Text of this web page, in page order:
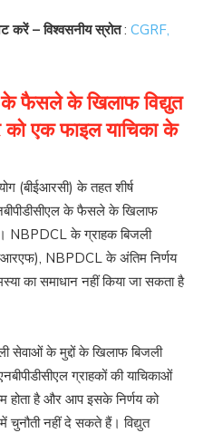
करें – विश्वसनीय स्रोत: CGRF,
फैसले के खिलाफ विद्युत
को एक फाइल याचिका के
(बीईआरसी) के तहत शीर्ष
के फैसले के खिलाफ
NBPDCL के ग्राहक बिजली
NBPDCL के अंतिम निर्णय
का समाधान नहीं किया जा सकता है
सेवाओं के मुद्दों के खिलाफ बिजली
ग्राहकों की याचिकाओं
होता है और आप इसके निर्णय को
चुनौती नहीं दे सकते हैं। विद्युत